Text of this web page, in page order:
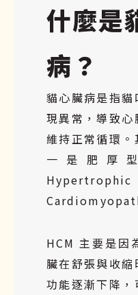
什麼是
病？
貓心臟病是指
現異常，導致
維持正常循環
一是 肥厚
Hypertrophic
HCM 主要是因
臟在舒張與收
功能逐漸下降